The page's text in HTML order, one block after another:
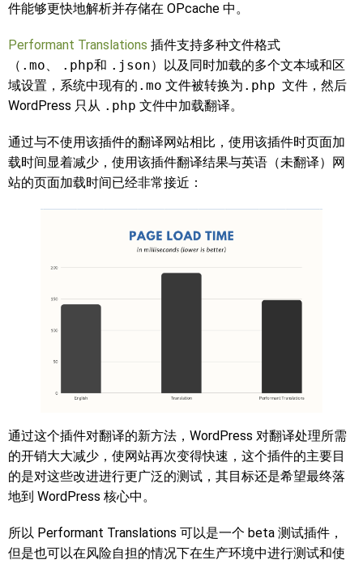
件能够更快地解析并存储在 OPcache 中。
Performant Translations 插件支持多种文件格式
（ .mo、 .php和 .json）以及同时加载的多个文本域和区
域设置，系统中现有的 .mo 文件被转换为 .php 文件，然后
WordPress 只从 .php 文件中加载翻译。
通过与不使用该插件的翻译网站相比，使用该插件时页面加
载时间显着减少，使用该插件翻译结果与英语（未翻译）网
站的页面加载时间已经非常接近：
通过这个插件对翻译的新方法，WordPress 对翻译处理所需
的开销大大减少，使网站再次变得快速，这个插件的主要目
的是对这些改进进行更广泛的测试，其目标还是希望最终落
地到 WordPress 核心中。
所以 Performant Translations 可以是一个 beta 测试插件，
但是也可以在风险自担的情况下在生产环境中进行测试和使